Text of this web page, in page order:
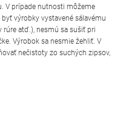
V prípade nutnosti môžeme
výrobky vystavené sálavému
atď.), nesmú sa sušiť pri
Výrobok sa nesmie žehliť. V
nečistoty zo suchých zipsov,